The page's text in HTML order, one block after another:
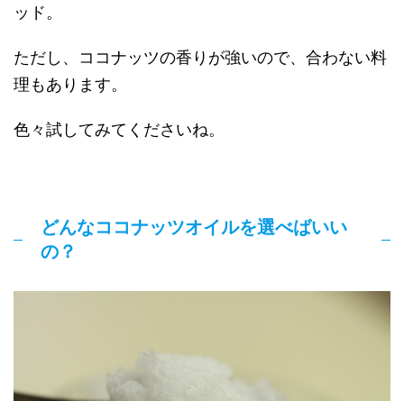
ッド。
ただし、ココナッツの香りが強いので、合わない料
理もあります。
色々試してみてくださいね。
どんなココナッツオイルを選べばいい
の？